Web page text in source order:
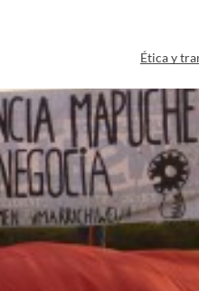
Ética y